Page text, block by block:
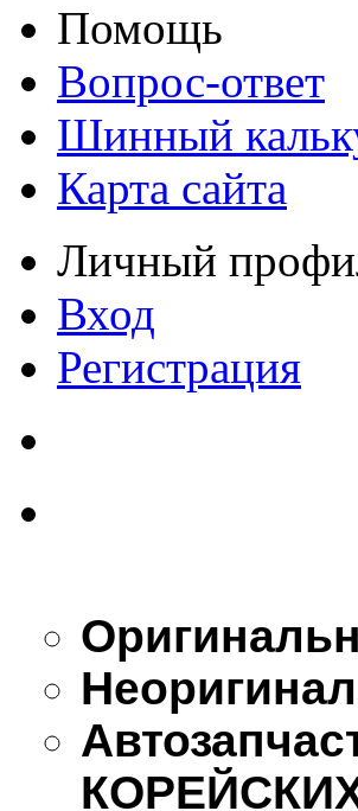
Помощь
Вопрос-ответ
Шинный
Карта сайта
Личный
Вход
Регистрация